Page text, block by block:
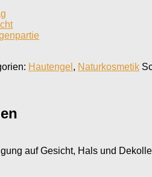
Hautengel , Naturkosmetik
auf Gesicht, Hals und